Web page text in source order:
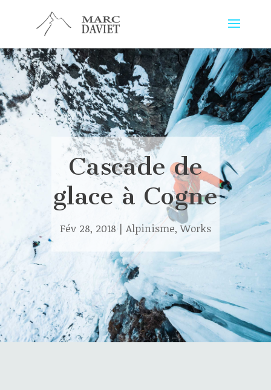
Cascade de
glace à Cogne
Fév 28, 2018| Alpinisme,Works